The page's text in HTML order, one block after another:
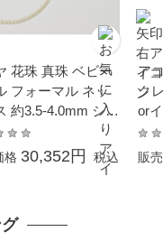
花珠 真珠 ベビー
フォーマル ネッ
約3.5-4.0mm シル
真珠 パール ギ
レゼント
格 30,352円 税込
ア
クレ
or
0-
婚
販